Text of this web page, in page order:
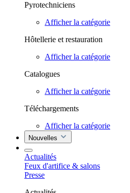
Pyrotechniciens
Afficher la catégorie
Hôtellerie et restauration
Afficher la catégorie
Catalogues
Afficher la catégorie
Téléchargements
Afficher la catégorie
Nouvelles
Actualités
Feux d'artifice & salons
Presse